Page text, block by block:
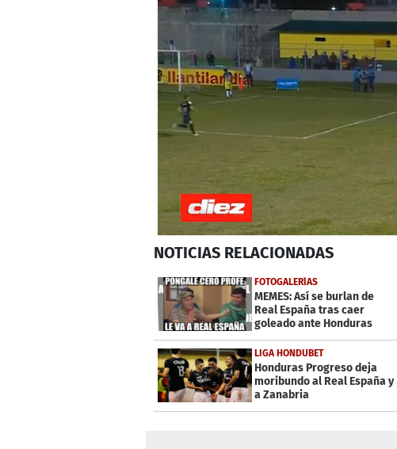
seconds
30
seconds
Volume
0%
NOTICIAS RELACIONADAS
FOTOGALERÍAS
MEMES: Así se burlan de
Real España tras caer
goleado ante Honduras
Progreso
LIGA HONDUBET
Honduras Progreso deja
moribundo al Real España y
a Zanabria